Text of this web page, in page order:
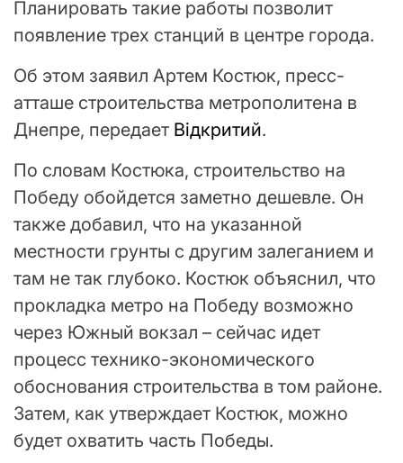
Планировать такие работы позволит
появление трех станций в центре города.
Об этом заявил Артем Костюк, пресс-
атташе строительства метрополитена в
Днепре, передает Відкритий.
По словам Костюка, строительство на
Победу обойдется заметно дешевле. Он
также добавил, что на указанной
местности грунты с другим залеганием и
там не так глубоко. Костюк объяснил, что
прокладка метро на Победу возможно
через Южный вокзал – сейчас идет
процесс технико-экономического
обоснования строительства в том районе.
Затем, как утверждает Костюк, можно
будет охватить часть Победы.